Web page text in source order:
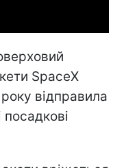
SpaceX
відправила